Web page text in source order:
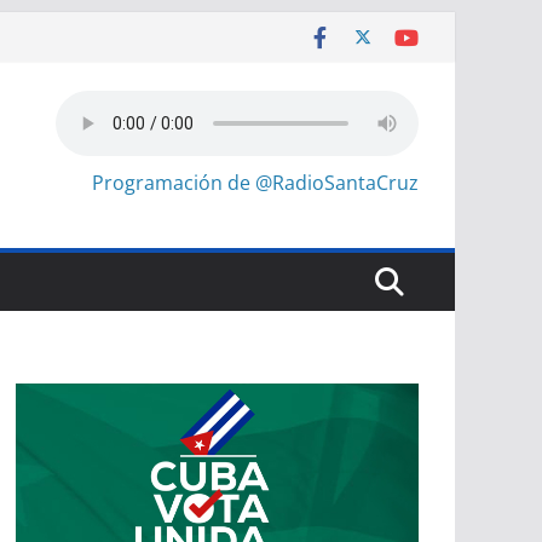
Programación de @RadioSantaCruz